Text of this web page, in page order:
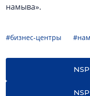
намыва».
#бизнес-центры